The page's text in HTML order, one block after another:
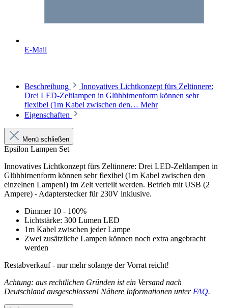
E-Mail
Beschreibung
Innovatives Lichtkonzept fürs Zeltinnere:
Drei LED-Zeltlampen in Glühbirnenform können sehr
flexibel (1m Kabel zwischen den… Mehr
Eigenschaften
Menü schließen
Epsilon Lampen Set
Innovatives Lichtkonzept fürs Zeltinnere: Drei LED-Zeltlampen in
Glühbirnenform können sehr flexibel (1m Kabel zwischen den
einzelnen Lampen!) im Zelt verteilt werden. Betrieb mit USB (2
Ampere) - Adapterstecker für 230V inklusive.
Dimmer 10 - 100%
Lichtstärke: 300 Lumen LED
1m Kabel zwischen jeder Lampe
Zwei zusätzliche Lampen können noch extra angebracht
werden
Restabverkauf - nur mehr solange der Vorrat reicht!
Achtung: aus rechtlichen Gründen ist ein Versand nach
Deutschland ausgeschlossen! Nähere Informationen unter FAQ.